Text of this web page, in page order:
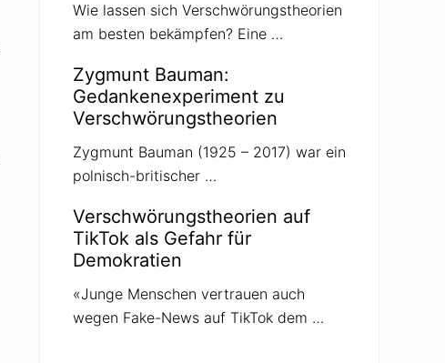
Wie lassen sich Verschwörungstheorien
am besten bekämpfen? Eine …
Zygmunt Bauman:
Gedankenexperiment zu
Verschwörungstheorien
Zygmunt Bauman (1925 – 2017) war ein
polnisch-britischer …
Verschwörungstheorien auf
TikTok als Gefahr für
Demokratien
«Junge Menschen vertrauen auch
wegen Fake-News auf TikTok dem …